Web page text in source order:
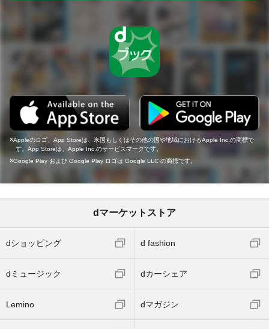
Appleのロゴ、App Storeは、米国もしくはその他の国や地域におけるApple Inc.の商標で
す。App Storeは、Apple Inc.のサービスマークです。
Google Play および Google Play ロゴは Google LLC の商標です。
dマーケットストア
dショッピング d fashion
dミュージック dカーシェア
Lemino dマガジン